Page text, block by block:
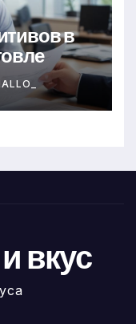
в
вкус